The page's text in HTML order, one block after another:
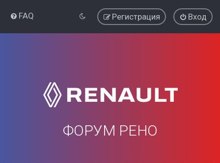
FAQ Вход
Регистрация
ФОРУМ РЕНО